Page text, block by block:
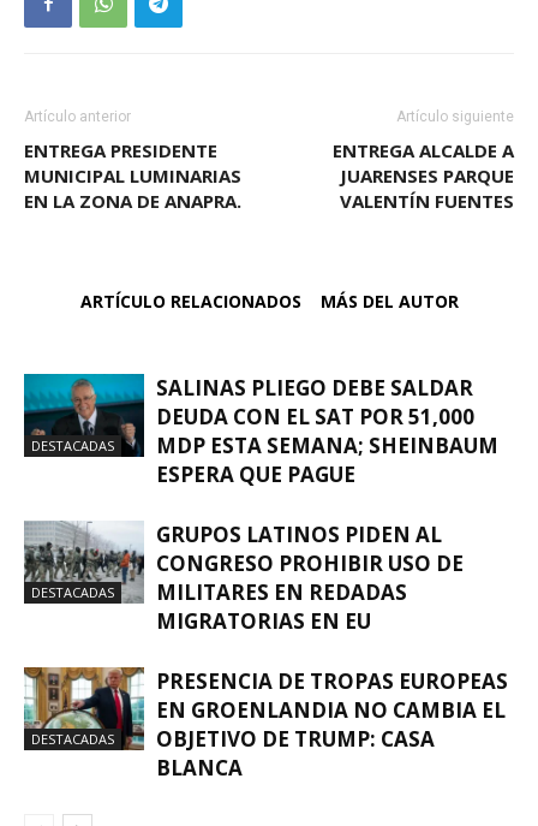
Artículo anterior
ENTREGA PRESIDENTE
MUNICIPAL LUMINARIAS
EN LA ZONA DE ANAPRA.
Artículo siguiente
ENTREGA ALCALDE A
JUARENSES PARQUE
VALENTÍN FUENTES
ARTÍCULO RELACIONADOS MÁS DEL AUTOR
DESTACADAS
SALINAS PLIEGO DEBE SALDAR
DEUDA CON EL SAT POR 51,000
MDP ESTA SEMANA; SHEINBAUM
ESPERA QUE PAGUE
DESTACADAS
GRUPOS LATINOS PIDEN AL
CONGRESO PROHIBIR USO DE
MILITARES EN REDADAS
MIGRATORIAS EN EU
DESTACADAS
PRESENCIA DE TROPAS EUROPEAS
EN GROENLANDIA NO CAMBIA EL
OBJETIVO DE TRUMP: CASA
BLANCA